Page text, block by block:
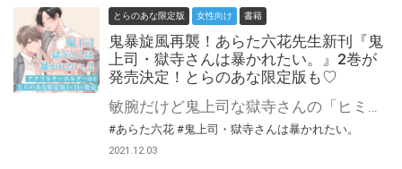
とらのあな限定版 女性向け 書籍
鬼暴旋風再襲！あらた六花先生新刊『鬼
上司・獄寺さんは暴かれたい。』2巻が
発売決定！とらのあな限定版も♡
#あらた六花 #鬼上司・獄寺さんは暴かれたい。
2021.12.03